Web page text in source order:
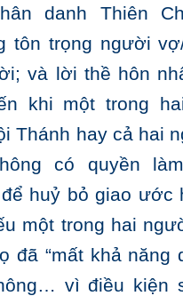
danh Thiên
tôn trọng người
và lời thề hôn
khi một trong
Thánh hay cả hai
có quyền
huỷ bỏ giao ước
một trong hai
đã “mất khả năng
vì điều kiện